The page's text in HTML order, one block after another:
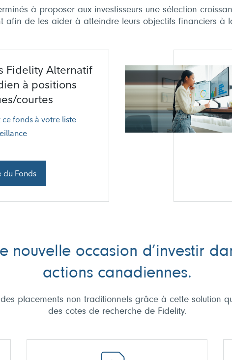
à proposer aux investisseurs une sélection
afin de les aider à atteindre leurs objectifs financiers à
Fidelity Alternatif
à positions
courtes
ce fonds à votre liste
du Fonds
nouvelle occasion d’investir
actions canadiennes.
placements non traditionnels grâce à cette solution
des cotes de recherche de Fidelity.